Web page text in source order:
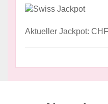
Aktueller Jackpot: